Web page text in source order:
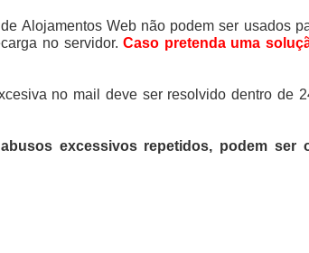
Alojamentos Web não podem ser usados
no servidor.Caso pretenda uma
no mail deve ser resolvido dentro de
excessivos repetidos, podem ser